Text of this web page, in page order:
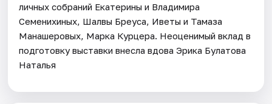
личных собраний Екатерины и Владимира
Семенихиных, Шалвы Бреуса, Иветы и Тамаза
Манашеровых, Марка Курцера. Неоценимый вклад в
подготовку выставки внесла вдова Эрика Булатова
Наталья